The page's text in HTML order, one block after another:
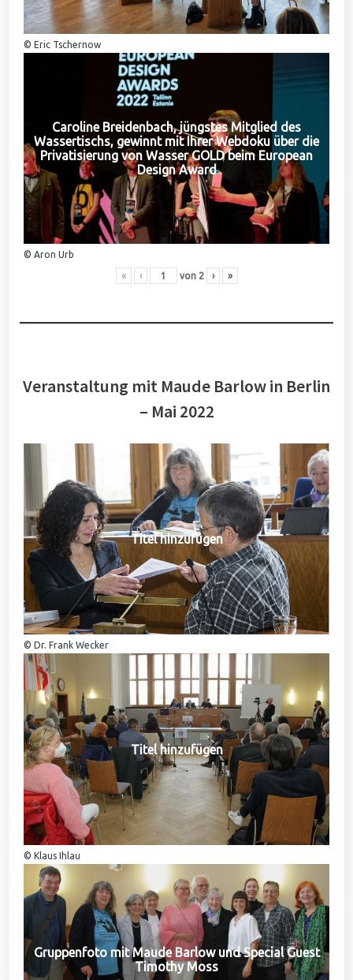
© Eric Tschernow
Caroline Breidenbach, jüngstes Mitglied des
Wassertischs, gewinnt mit Ihrer Webdoku über die
Privatisierung von Wasser GOLD beim European
Design Award
© Aron Urb
« ‹ von 2 › »
Veranstaltung mit Maude Barlow in Berlin
– Mai 2022
Titel hinzufügen
© Dr. Frank Wecker
Titel hinzufügen
© Klaus Ihlau
Gruppenfoto mit Maude Barlow und Special Guest
Timothy Moss